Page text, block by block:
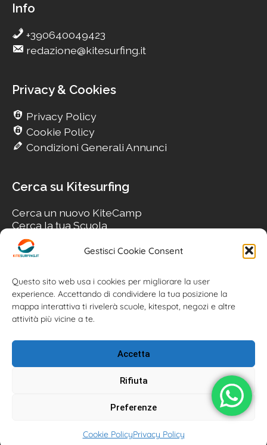
Gestisci Cookie Consent
Questo sito web usa i cookies per migliorare la user
experience. Accettando di condividere la tua posizione la
mappa interattiva ti rivelerà scuole, kitespot, negozi e altre
attività più vicine a te.
Accetta
Rifiuta
Preferenze
Cookie PolicyPrivacy Policy
Info
+390640049423
redazione@kitesurfing.it
Privacy & Cookies
Privacy Policy
Cookie Policy
Condizioni Generali Annunci
Cerca su Kitesurfing
Cerca un nuovo KiteCamp
Cerca la tua Scuola
Cerca il tuo KiteSpot
Cerca Accommodation
Cerca il tuo Usato
Kitesurfing powered by Associazione Kitesurf Italiana